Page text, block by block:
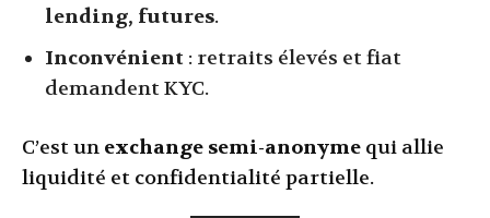
lending, futures.
Inconvénient : retraits élevés et fiat
demandent KYC.
C’est un exchange semi-anonyme qui allie
liquidité et confidentialité partielle.